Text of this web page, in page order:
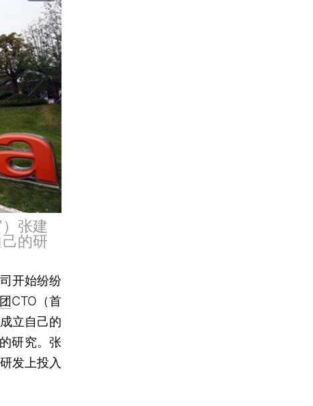
张建
的研
开始纷纷
CTO（首
立自己的
研究。张
发上投入